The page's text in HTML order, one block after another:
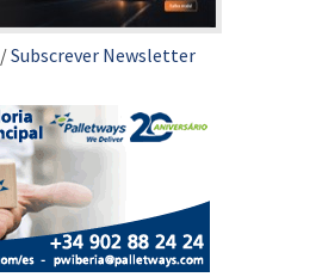
/Subscrever Newsletter